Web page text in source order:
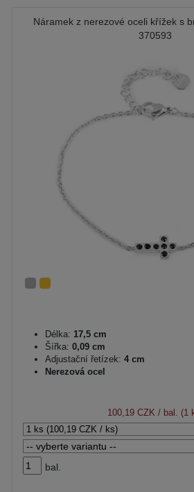
Náramek z nerezové oceli křížek s
370593
Délka: 17,5 cm
Šířka: 0,09 cm
Adjustační řetízek: 4 cm
Nerezová ocel
100,19 CZK / bal. (1
bal.